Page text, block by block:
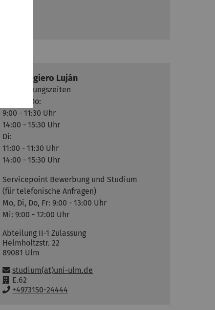
Ruggiero Luján
Büroöffnungszeiten
Mo, Mi, Do:
9:00 - 11:30 Uhr
14:00 - 15:30 Uhr
Di:
11:00 - 11:30 Uhr
14:00 - 15:30 Uhr
Servicepoint Bewerbung und Studium
(für telefonische Anfragen)
Mo, Di, Do, Fr: 9:00 - 13:00 Uhr
Mi: 9:00 - 12:00 Uhr
Abteilung II-1 Zulassung
Helmholtzstr. 22
89081 Ulm
E-Mail:
studium(at)uni-ulm.de
R
a
E.62
T+4973150-24444